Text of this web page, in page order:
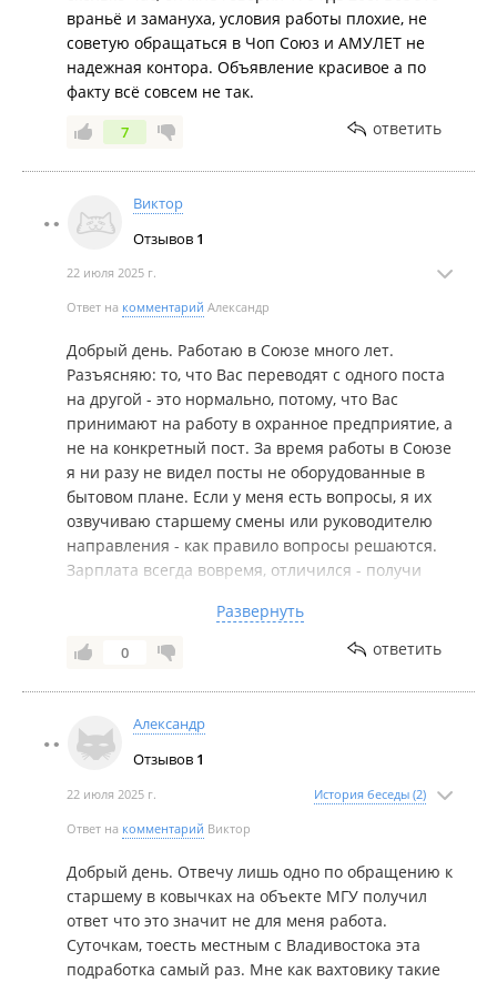
враньё и замануха, условия работы плохие, не
советую обращаться в Чоп Союз и АМУЛЕТ не
надежная контора. Объявление красивое а по
факту всё совсем не так.
7 ответить
Виктор
Отзывов 1
22 июля 2025 г.
Ответ на комментарий Александр
Добрый день. Работаю в Союзе много лет.
Разъясняю: то, что Вас переводят с одного поста
на другой - это нормально, потому, что Вас
принимают на работу в охранное предприятие, а
не на конкретный пост. За время работы в Союзе
я ни разу не видел посты не оборудованные в
бытовом плане. Если у меня есть вопросы, я их
озвучиваю старшему смены или руководителю
направления - как правило вопросы решаются.
Зарплата всегда вовремя, отличился - получи
объект в Союз - получи бонус, повышение
оплаты регулярно (хотелось бы больше, конечно).
Совет: есть вопросы задавайте их руководству не
стесняйтесь (как ещё руководитель узнает о
Вашей проблеме?). Я и на прием к директору
ходил - вопрос был решен положительно.
Развернуть
0 ответить
Александр
Отзывов 1
22 июля 2025 г. История беседы (2)
Ответ на комментарий Виктор
Добрый день. Отвечу лишь одно по обращению к
старшему в ковычках на объекте МГУ получил
ответ что это значит не для меня работа.
Суточкам, тоесть местным с Владивостока эта
подработка самый раз. Мне как вахтовику такие